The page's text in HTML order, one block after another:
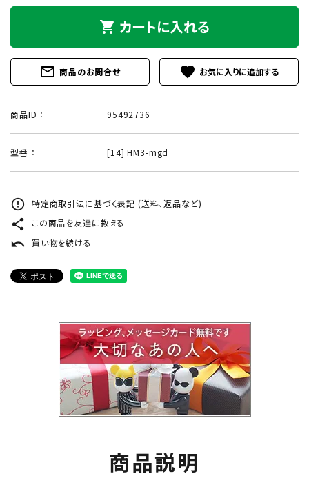
shopping_cart カートに入れる
mail_outline 商品のお問合せ favorite
商品ID ： 95492736
型番 ： [14] HM3-mgd
error_outline 特定商取引法に基づく表記 (送料、返品など)
share この商品を友達に教える
undo 買い物を続ける
商品説明